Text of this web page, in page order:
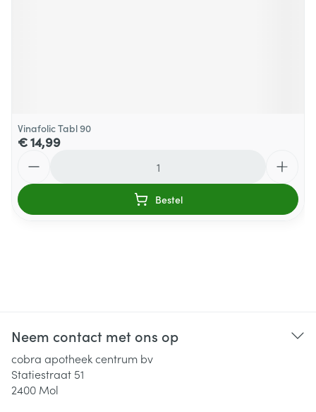
Vinafolic Tabl 90
€ 14,99
Bestel
Neem contact met ons op
cobra apotheek centrum bv
Statiestraat 51
2400 Mol